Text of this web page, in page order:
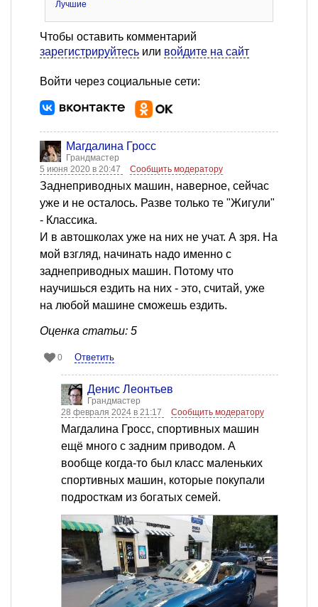
Лучшие
Чтобы оставить комментарий
зарегистрируйтесь или войдите на сайт
Войти через социальные сети:
Магдалина Гросс
Грандмастер
5 июня 2020 в 20:47
Сообщить модератору
Заднеприводных машин, наверное, сейчас
уже и не осталось. Разве только те "Жигули"
- Классика.
И в автошколах уже на них не учат. А зря. На
мой взгляд, начинать надо именно с
заднеприводных машин. Потому что
научишься ездить на них - это, считай, уже
на любой машине сможешь ездить.
Оценка статьи: 5
0 Ответить
Денис Леонтьев
Грандмастер
28 февраля 2024 в 21:17
Сообщить модератору
Магдалина Гросс, спортивных машин
ещё много с задним приводом. А
вообще когда-то был класс маленьких
спортивных машин, которые покупали
подросткам из богатых семей.